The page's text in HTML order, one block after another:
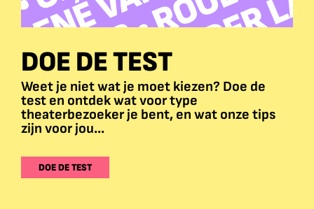
DOE DE TEST
Weet je niet wat je moet kiezen? Doe de
test en ontdek wat voor type
theaterbezoeker je bent, en wat onze tips
zijn voor jou...
DOE DE TEST